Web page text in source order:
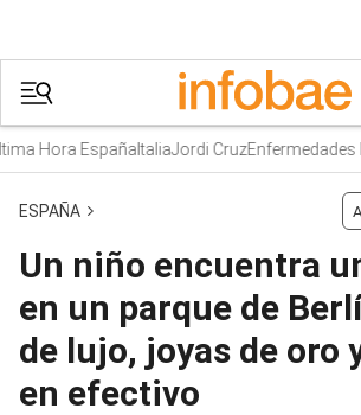
Hora EspañaItaliaJordi CruzEnfermedades
ESPAÑA
Un niño encuentra
en un parque de
de lujo, joyas de oro
en efectivo